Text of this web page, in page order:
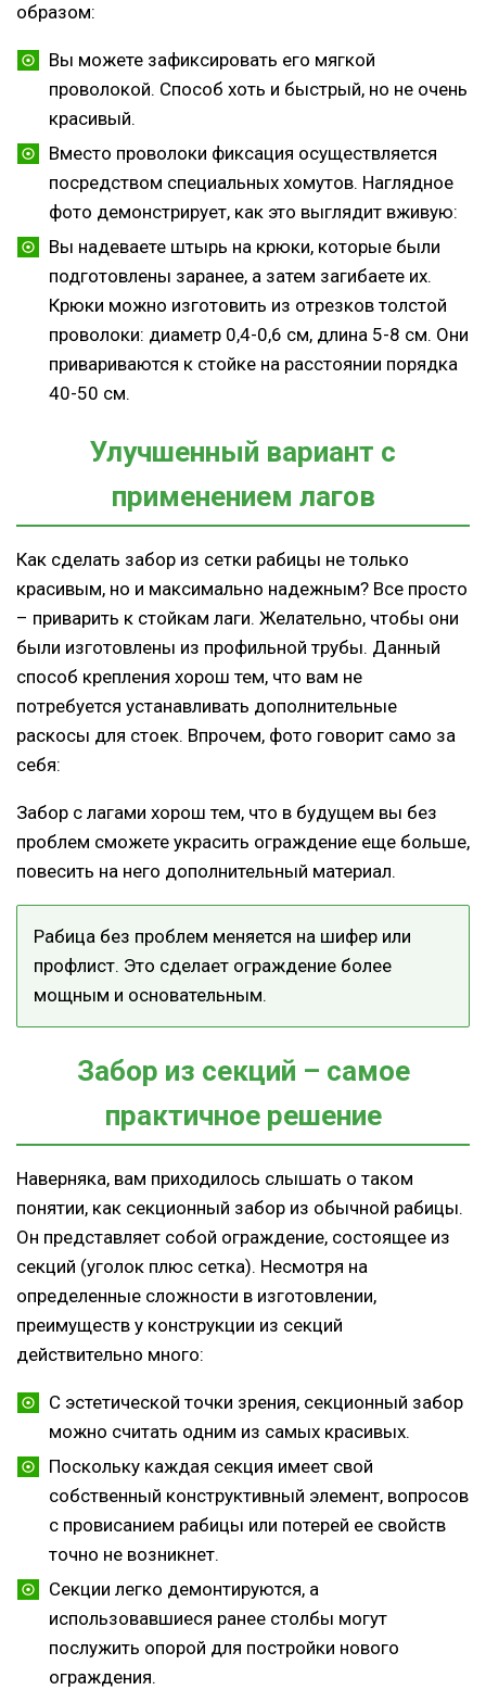
образом:
Вы можете зафиксировать его мягкой
проволокой. Способ хоть и быстрый, но не очень
красивый.
Вместо проволоки фиксация осуществляется
посредством специальных хомутов. Наглядное
фото демонстрирует, как это выглядит вживую:
Вы надеваете штырь на крюки, которые были
подготовлены заранее, а затем загибаете их.
Крюки можно изготовить из отрезков толстой
проволоки: диаметр 0,4-0,6 см, длина 5-8 см. Они
привариваются к стойке на расстоянии порядка
40-50 см.
Улучшенный вариант с
применением лагов
Как сделать забор из сетки рабицы не только
красивым, но и максимально надежным? Все просто
– приварить к стойкам лаги. Желательно, чтобы они
были изготовлены из профильной трубы. Данный
способ крепления хорош тем, что вам не
потребуется устанавливать дополнительные
раскосы для стоек. Впрочем, фото говорит само за
себя:
Забор с лагами хорош тем, что в будущем вы без
проблем сможете украсить ограждение еще больше,
повесить на него дополнительный материал.
Рабица без проблем меняется на шифер или
профлист. Это сделает ограждение более
мощным и основательным.
Забор из секций – самое
практичное решение
Наверняка, вам приходилось слышать о таком
понятии, как секционный забор из обычной рабицы.
Он представляет собой ограждение, состоящее из
секций (уголок плюс сетка). Несмотря на
определенные сложности в изготовлении,
преимуществ у конструкции из секций
действительно много:
С эстетической точки зрения, секционный забор
можно считать одним из самых красивых.
Поскольку каждая секция имеет свой
собственный конструктивный элемент, вопросов
с провисанием рабицы или потерей ее свойств
точно не возникнет.
Секции легко демонтируются, а
использовавшиеся ранее столбы могут
послужить опорой для постройки нового
ограждения.